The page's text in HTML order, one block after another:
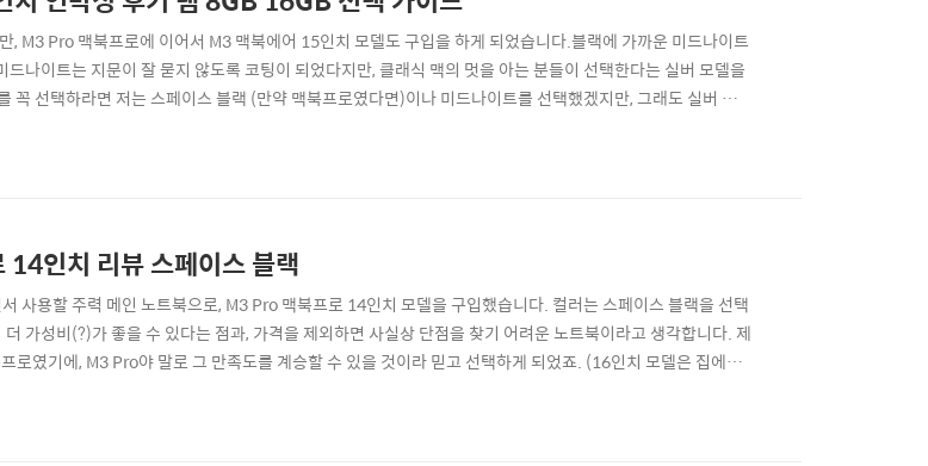
, M3 Pro 맥북프로에 이어서 M3 맥북에어 15인치 모델도 구입을 하게 되었습니다.블랙에 가까운 미드나이트
드나이트는 지문이 잘 묻지 않도록 코팅이 되었다지만, 클래식 맥의 멋을 아는 분들이 선택한다는 실버 모델을
꼭 선택하라면 저는 스페이스 블랙 (만약 맥북프로였다면)이나 미드나이트를 선택했겠지만, 그래도 실버 모
아서 정말 좋은 듯 합니다.그럼 2024년 신제품 M3 맥북에어 언박싱과 간단한 리뷰를 정리해봅니다.그동안 맥
인치 리뷰 스페이스 블랙
사용할 주력 메인 노트북으로, M3 Pro 맥북프로 14인치 모델을 구입했습니다. 컬러는 스페이스 블랙을 선택
가성비(?)가 좋을 수 있다는 점과, 가격을 제외하면 사실상 단점을 찾기 어려운 노트북이라고 생각합니다. 제
로였기에, M3 Pro야 말로 그 만족도를 계승할 수 있을 것이라 믿고 선택하게 되었죠. (16인치 모델은 집에서
고 있고, 이건 제가 들고 다니면서 작업을 하기 위해 구입했습니다) 맥북프로 14인치 스페이스 블랙 M3 Pro